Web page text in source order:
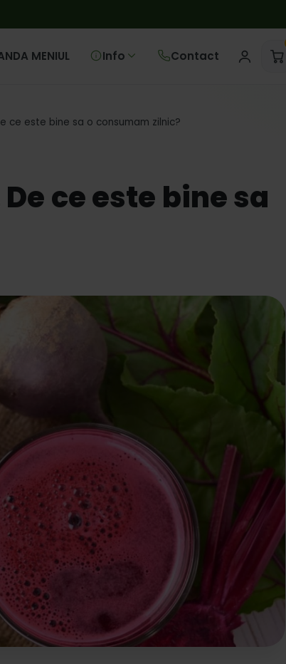
MENIUL Info Contact
ce este bine sa o consumam zilnic?
ce este bine sa